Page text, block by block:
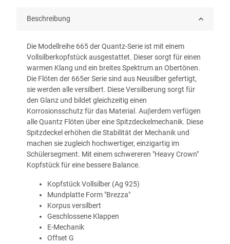
Beschreibung
Die Modellreihe 665 der Quantz-Serie ist mit einem
Vollsilberkopfstück ausgestattet. Dieser sorgt für einen
warmen Klang und ein breites Spektrum an Obertönen.
Die Flöten der 665er Serie sind aus Neusilber gefertigt,
sie werden alle versilbert. Diese Versilberung sorgt für
den Glanz und bildet gleichzeitig einen
Korrosionsschutz für das Material. Auβerdem verfügen
alle Quantz Flöten über eine Spitzdeckelmechanik. Diese
Spitzdeckel erhöhen die Stabilität der Mechanik und
machen sie zugleich hochwertiger, einzigartig im
Schülersegment. Mit einem schwereren "Heavy Crown"
Kopfstück für eine bessere Balance.
Kopfstück Vollsilber (Ag 925)
Mundplatte Form "Brezza"
Korpus versilbert
Geschlossene Klappen
E-Mechanik
Offset G